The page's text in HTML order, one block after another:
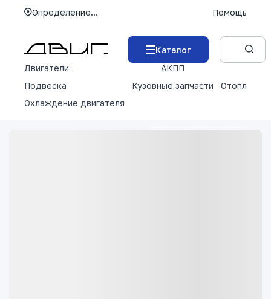
Определение... Помощь
Каталог
Двигатели
АКПП
Подвеска
Кузовные запчасти
Отопление
Охлаждение двигателя